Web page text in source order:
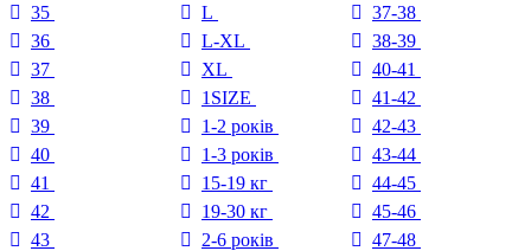
35
36
37
38
39
40
41
42
43
L
L-XL
XL
1SIZE
1-2 років
1-3 років
15-19 кг
19-30 кг
2-6 років
37-38
38-39
40-41
41-42
42-43
43-44
44-45
45-46
47-48